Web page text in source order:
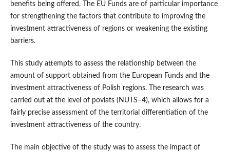
benefits being offered. The EU Funds are of particular importance
for strengthening the factors that contribute to improving the
investment attractiveness of regions or weakening the existing
barriers.
This study attempts to assess the relationship between the
amount of support obtained from the European Funds and the
investment attractiveness of Polish regions. The research was
carried out at the level of poviats (NUTS–4), which allows for a
fairly precise assessment of the territorial differentiation of the
investment attractiveness of the country.
The main objective of the study was to assess the impact of